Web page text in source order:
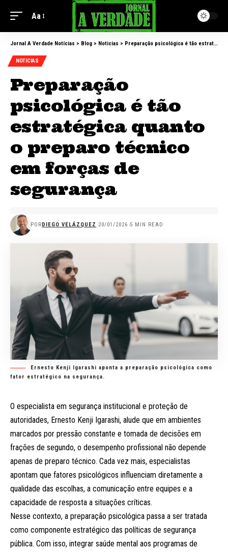
Aa
Jornal A Verdade Notícias > Blog > Noticias > Preparação psicológica é tão estratégica quanto o preparo técnico em forças de segurança
NOTICIAS
Preparação
psicológica é tão
estratégica quanto
o preparo técnico
em forças de
segurança
PORDIEGO VELÁZQUEZ 20/01/2026 5 MIN READ
Ernesto Kenji Igarashi aponta a preparação psicológica como
fator estratégico na segurança.
O especialista em segurança institucional e proteção de
autoridades, Ernesto Kenji Igarashi, alude que em ambientes
marcados por pressão constante e tomada de decisões em
frações de segundo, o desempenho profissional não depende
apenas de preparo técnico. Cada vez mais, especialistas
apontam que fatores psicológicos influenciam diretamente a
qualidade das escolhas, a comunicação entre equipes e a
capacidade de resposta a situações críticas.
Nesse contexto, a preparação psicológica passa a ser tratada
como componente estratégico das políticas de segurança
pública. Com isso, integrar saúde mental aos programas de